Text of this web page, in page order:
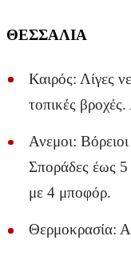
ΘΕΣΣΑΛΙΑ
Καιρός: Λίγες
τοπικές
Ανεμοι:
Σποράδες έως 5
με 4 μποφόρ.
Θερμοκρασία: